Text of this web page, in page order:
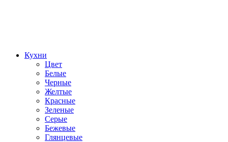
Кухни
Цвет
Белые
Черные
Желтые
Красные
Зеленые
Серые
Бежевые
Глянцевые